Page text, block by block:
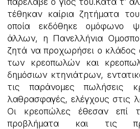
τέθηκαν καίρια ζητήματα
οποία εκδόθηκε ομόφωνο
άλλων, η Πανελλήνια
ζητά να προχωρήσει ο κλάδος
των κρεοπωλών και
δημόσιων κτηνιάτρων,
τις παράνομες πωλήσεις
λαθρασφαγές, ελέγχους στις
Οι κρεοπώλες έθεσαν επί
προβλήματα και τις